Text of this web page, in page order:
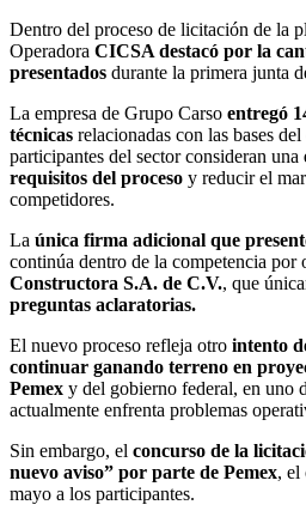
Dentro del proceso de licitación de la
Operadora CICSA destacó por la
presentados durante la primera junta
La empresa de Grupo Carso entregó
técnicas relacionadas con las bases
participantes del sector consideran una
requisitos del proceso y reducir el
competidores.
La única firma adicional que
continúa dentro de la competencia por
Constructora S.A. de C.V., que
preguntas aclaratorias.
El nuevo proceso refleja otro intento
continuar ganando terreno en
Pemex y del gobierno federal, en uno
actualmente enfrenta problemas
Sin embargo, el concurso de la
nuevo aviso” por parte de Pemex, el
mayo a los participantes.